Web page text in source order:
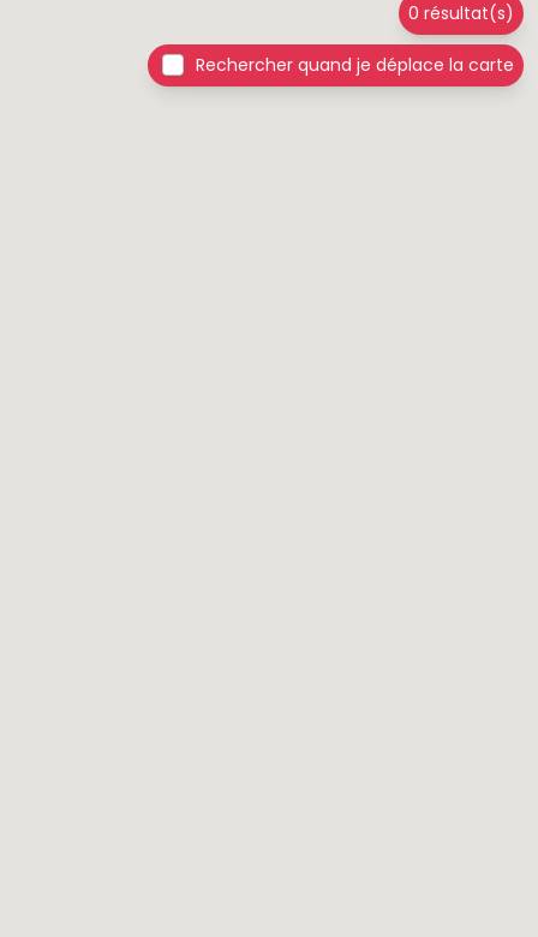
0 résultat(s)
Rechercher quand je déplace la carte